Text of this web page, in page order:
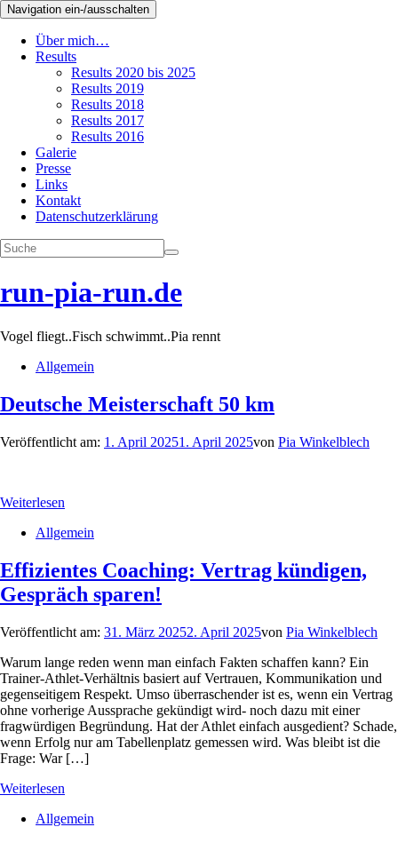
Navigation ein-/ausschalten
Über mich…
Results
Results 2020 bis 2025
Results 2019
Results 2018
Results 2017
Results 2016
Galerie
Presse
Links
Kontakt
Datenschutzerklärung
run-pia-run.de
Vogel fliegt..Fisch schwimmt..Pia rennt
Allgemein
Deutsche Meisterschaft 50 km
Veröffentlicht am: 1. April 20251. April 2025von Pia Winkelblech
Weiterlesen
Allgemein
Effizientes Coaching: Vertrag kündigen,
Gespräch sparen!
Veröffentlicht am: 31. März 20252. April 2025von Pia Winkelblech
Warum lange reden wenn man einfach Fakten schaffen kann? Ein
Trainer-Athlet-Verhältnis basiert auf Vertrauen, Kommunikation und
gegenseitigem Respekt. Umso überraschender ist es, wenn ein Vertrag
ohne vorherige Aussprache gekündigt wird- noch dazu mit einer
fragwürdigen Begründung. Hat der Athlet einfach ausgedient? Schade,
wenn Erfolg nur am Tabellenplatz gemessen wird. Was bleibt ist die
Frage: War […]
Weiterlesen
Allgemein